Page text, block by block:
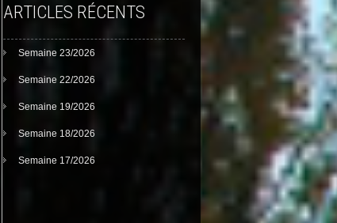
ARTICLES RÉCENTS
Semaine 23/2026
Semaine 22/2026
Semaine 19/2026
Semaine 18/2026
Semaine 17/2026